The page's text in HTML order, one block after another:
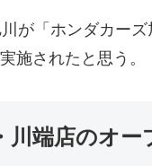
が「ホンダカー
施されたと思う。
端店のオー